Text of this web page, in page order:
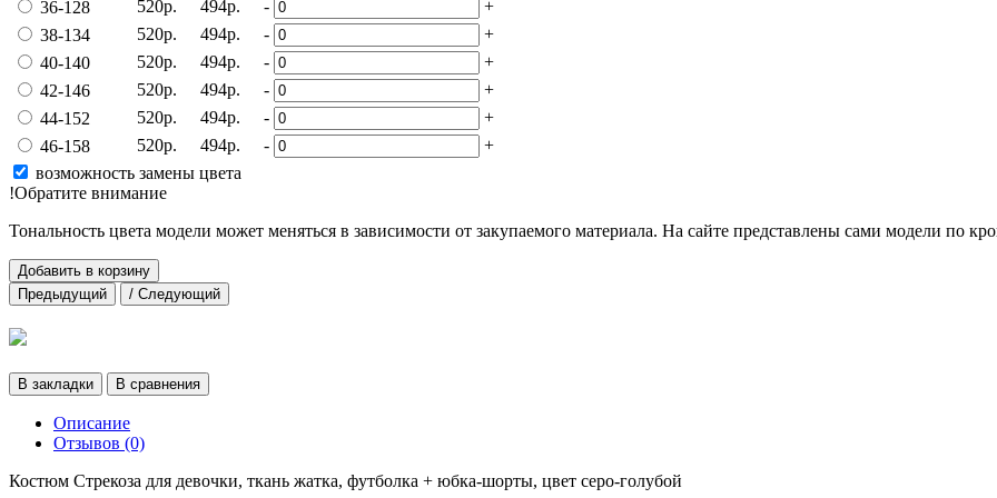
36-128 520р. 494р. -
+
38-134
520р. 494р. -
+
40-140
520р. 494р. -
+
42-146
520р. 494р. -
+
44-152
520р. 494р. -
+
46-158
520р. 494р. -
+
возможность замены цвета
!Обратите внимание
Тональность цвета модели может меняться в зависимости от закупаемого материала. На сайте представлены сами модели по
Добавить в корзину
Предыдущий
/ Следующий
В закладки В сравнения
Описание
Отзывов (0)
Костюм Стрекоза для девочки, ткань жатка, футболка + юбка-шорты, цвет серо-голубой